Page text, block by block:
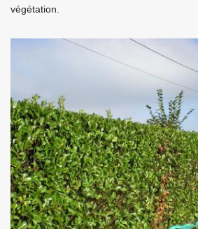
végétation.